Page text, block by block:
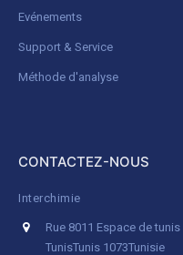
Evénements
Support & Service
Méthode d'analyse
CONTACTEZ-NOUS
Interchimie
Rue 8011 Espace de
TunisTunis 1073Tunisie